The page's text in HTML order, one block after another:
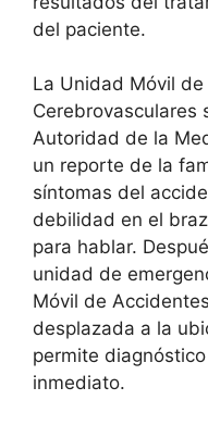
del paciente.
La Unidad Móvil
Cerebrovasculares
Autoridad de la
un reporte de la
síntomas del
debilidad en el
para hablar.
unidad de
Móvil de
desplazada a la
permite
inmediato.